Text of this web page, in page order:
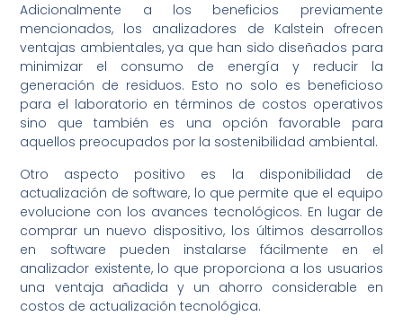
Adicionalmente a los beneficios previamente
mencionados, los analizadores de Kalstein ofrecen
ventajas ambientales, ya que han sido diseñados para
minimizar el consumo de energía y reducir la
generación de residuos. Esto no solo es beneficioso
para el laboratorio en términos de costos operativos
sino que también es una opción favorable para
aquellos preocupados por la sostenibilidad ambiental.
Otro aspecto positivo es la disponibilidad de
actualización de software, lo que permite que el equipo
evolucione con los avances tecnológicos. En lugar de
comprar un nuevo dispositivo, los últimos desarrollos
en software pueden instalarse fácilmente en el
analizador existente, lo que proporciona a los usuarios
una ventaja añadida y un ahorro considerable en
costos de actualización tecnológica.